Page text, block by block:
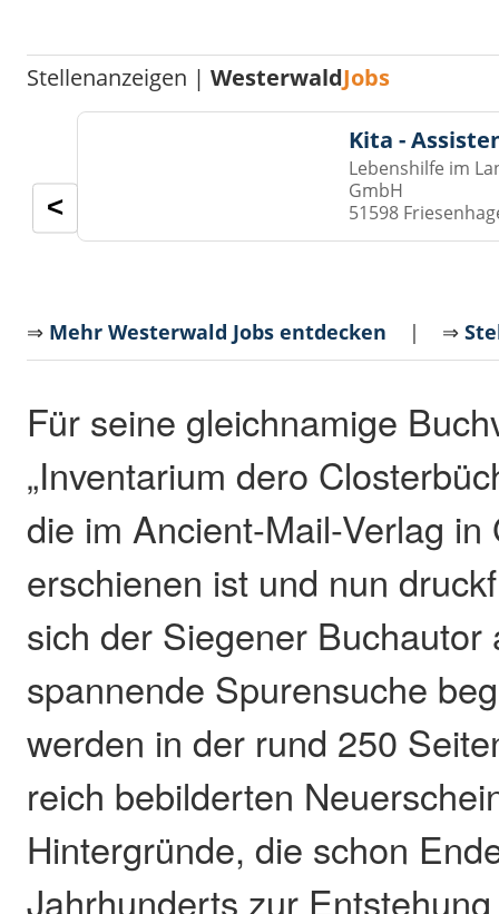
Stellenanzeigen |WesterwaldJobs
Kita -
Lebenshilfe im
GmbH
51598
<
⇒ Mehr Westerwald Jobs entdecken | ⇒
Für seine gleichnamige
„Inventarium dero
die im Ancient-Mail-Verlag
erschienen ist und nun
sich der Siegener Buchautor
spannende Spurensuche
werden in der rund 250
reich bebilderten
Hintergründe, die schon
Jahrhunderts zur